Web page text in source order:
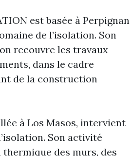
est basée à Perpignan
de l’isolation. Son
recouvre les travaux
dans le cadre
de la construction
à Los Masos, intervient
Son activité
thermique des murs, des